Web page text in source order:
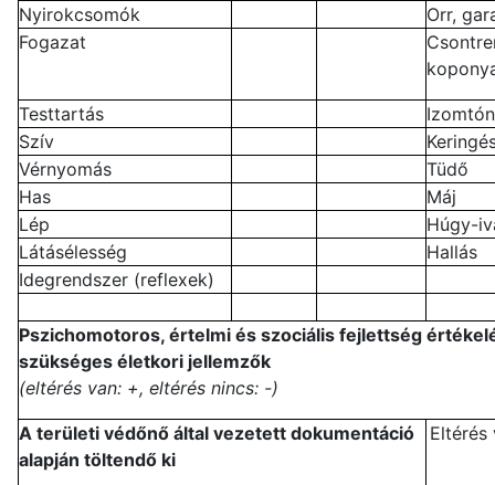
Nyirokcsomók
Orr,
Fogazat
Testtartás
Szív
Vérnyomás
Tüdő
Has
Máj
Lép
Húgy-
Látásélesség
Hallás
Idegrendszer (reflexek)
Pszichomotoros, értelmi és szociális fejlettség
szükséges életkori jellemzők
(eltérés van: +, eltérés nincs: -)
A területi védőnő által vezetett dokumentáció
alapján töltendő ki
Eltérés